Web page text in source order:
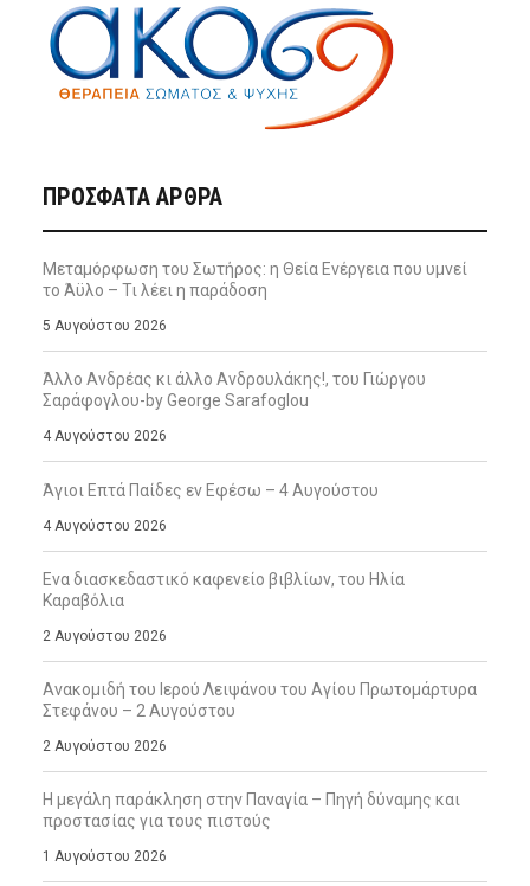
ΠΡΌΣΦΑΤΑ ΆΡΘΡΑ
Μεταμόρφωση του Σωτήρος: η Θεία Ενέργεια που υμνεί
το Άϋλο – Τι λέει η παράδοση
5 Αυγούστου 2026
Άλλο Ανδρέας κι άλλο Ανδρουλάκης!, του Γιώργου
Σαράφογλου-by George Sarafoglou
4 Αυγούστου 2026
Άγιοι Επτά Παίδες εν Εφέσω – 4 Αυγούστου
4 Αυγούστου 2026
Ενα διασκεδαστικό καφενείο βιβλίων, του Ηλία
Καραβόλια
2 Αυγούστου 2026
Ανακομιδή του Ιερού Λειψάνου του Αγίου Πρωτομάρτυρα
Στεφάνου – 2 Αυγούστου
2 Αυγούστου 2026
Η μεγάλη παράκληση στην Παναγία – Πηγή δύναμης και
προστασίας για τους πιστούς
1 Αυγούστου 2026